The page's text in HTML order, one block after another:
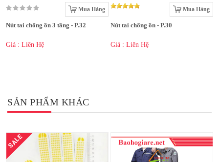
Mua Hàng
Nút tai chống ồn 3 tầng - P.32
Giá : Liên Hệ
Mua Hàng
Nút tai chống ồn - P.30
Giá : Liên Hệ
SẢN PHẨM KHÁC
SALE